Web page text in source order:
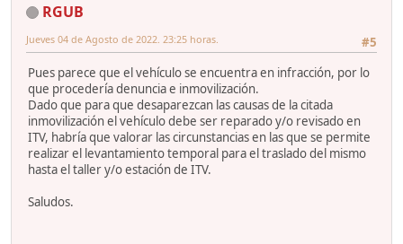
RGUB
#5
Jueves 04 de Agosto de 2022. 23:25 horas.
Pues parece que el vehículo se encuentra en infracción, por lo
que procedería denuncia e inmovilización.
Dado que para que desaparezcan las causas de la citada
inmovilización el vehículo debe ser reparado y/o revisado en
ITV, habría que valorar las circunstancias en las que se permite
realizar el levantamiento temporal para el traslado del mismo
hasta el taller y/o estación de ITV.
Saludos.